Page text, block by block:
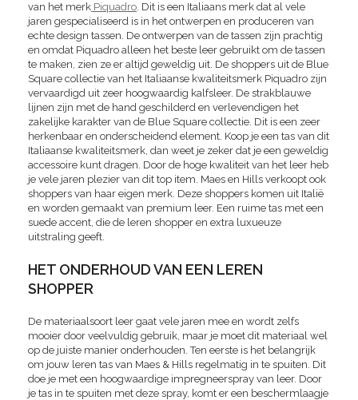
van het merk Piquadro. Dit is een Italiaans merk dat al vele
jaren gespecialiseerd is in het ontwerpen en produceren van
echte design tassen. De ontwerpen van de tassen zijn prachtig
en omdat Piquadro alleen het beste leer gebruikt om de tassen
te maken, zien ze er altijd geweldig uit. De shoppers uit de Blue
Square collectie van het Italiaanse kwaliteitsmerk Piquadro zijn
vervaardigd uit zeer hoogwaardig kalfsleer. De strakblauwe
lijnen zijn met de hand geschilderd en verlevendigen het
zakelijke karakter van de Blue Square collectie. Dit is een zeer
herkenbaar en onderscheidend element. Koop je een tas van dit
Italiaanse kwaliteitsmerk, dan weet je zeker dat je een geweldig
accessoire kunt dragen. Door de hoge kwaliteit van het leer heb
je vele jaren plezier van dit top item. Maes en Hills verkoopt ook
shoppers van haar eigen merk. Deze shoppers komen uit Italië
en worden gemaakt van premium leer. Een ruime tas met een
suede accent, die de leren shopper en extra luxueuze
uitstraling geeft.
HET ONDERHOUD VAN EEN LEREN
SHOPPER
De materiaalsoort leer gaat vele jaren mee en wordt zelfs
mooier door veelvuldig gebruik, maar je moet dit materiaal wel
op de juiste manier onderhouden. Ten eerste is het belangrijk
om jouw leren tas van Maes & Hills regelmatig in te spuiten. Dit
doe je met een hoogwaardige impregneerspray van leer. Door
je tas in te spuiten met deze spray, komt er een beschermlaagje